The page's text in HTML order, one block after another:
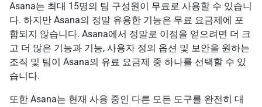
Asana는 최대 15명의 팀 구성원이 무료로 사용할 수 있습니
다. 하지만 Asana의 정말 유용한 기능은 무료 요금제에 포
함되지 않습니다. Asana에서 정말로 이점을 얻으려면 더 크
고 더 많은 기능과 기능, 사용자 정의 옵션 및 보안을 원하는
조직 및 팀이 Asana의 유료 요금제 중 하나를 선택할 수 있
습니다.
또한 Asana는 현재 사용 중인 다른 모든 도구를 완전히 대